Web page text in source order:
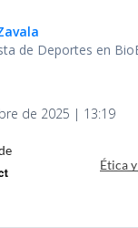
de Deportes en
de 2025 | 13:19
Ética